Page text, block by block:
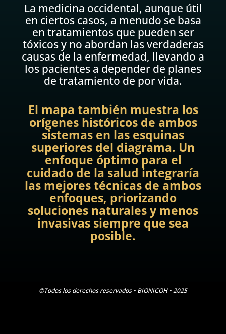
La medicina occidental, aunque útil
en ciertos casos, a menudo se basa
en tratamientos que pueden ser
tóxicos y no abordan las verdaderas
causas de la enfermedad, llevando a
los pacientes a depender de planes
de tratamiento de por vida.
El mapa también muestra los
orígenes históricos de ambos
sistemas en las esquinas
superiores del diagrama. Un
enfoque óptimo para el
cuidado de la salud integraría
las mejores técnicas de ambos
enfoques, priorizando
soluciones naturales y menos
invasivas siempre que sea
posible.
©Todos los derechos reservados • BIONICOH • 2025